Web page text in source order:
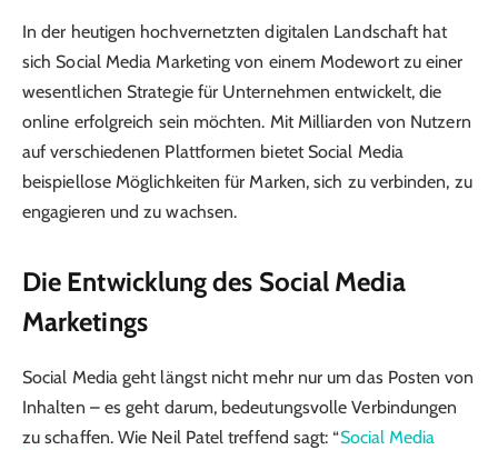
In der heutigen hochvernetzten digitalen Landschaft hat
sich Social Media Marketing von einem Modewort zu einer
wesentlichen Strategie für Unternehmen entwickelt, die
online erfolgreich sein möchten. Mit Milliarden von Nutzern
auf verschiedenen Plattformen bietet Social Media
beispiellose Möglichkeiten für Marken, sich zu verbinden, zu
engagieren und zu wachsen.
Die Entwicklung des Social Media
Marketings
Social Media geht längst nicht mehr nur um das Posten von
Inhalten – es geht darum, bedeutungsvolle Verbindungen
zu schaffen. Wie Neil Patel treffend sagt: “Social Media